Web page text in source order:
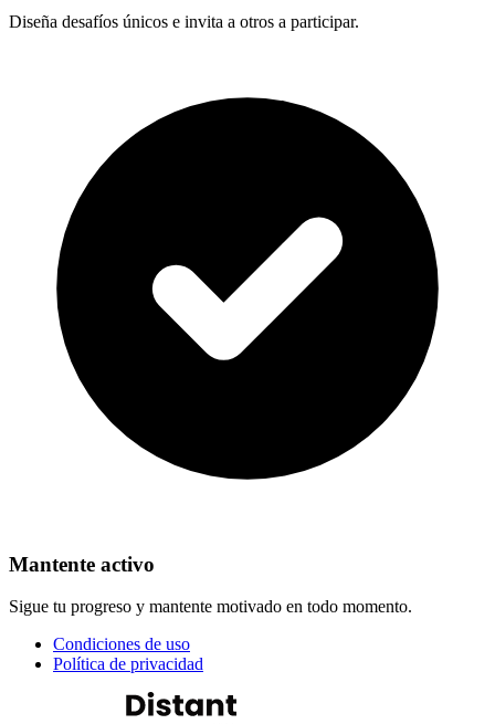
Diseña desafíos únicos e invita a otros a participar.
Mantente activo
Sigue tu progreso y mantente motivado en todo momento.
Condiciones de uso
Política de privacidad